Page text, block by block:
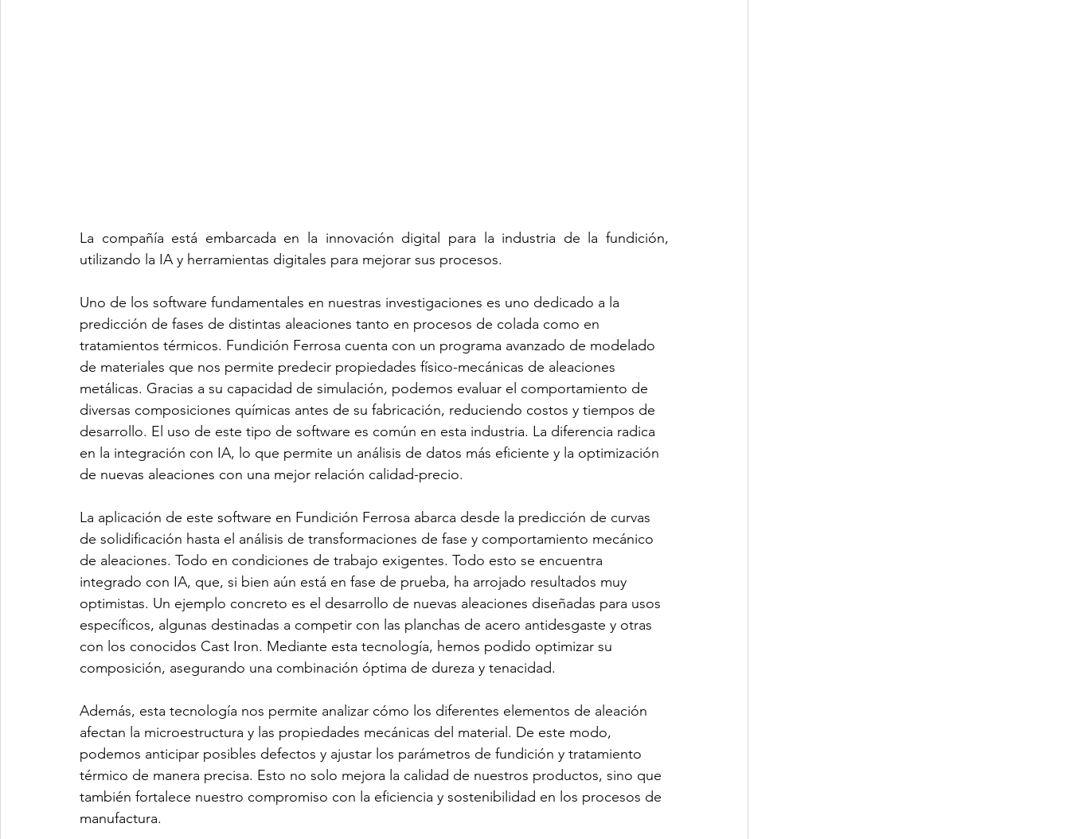
La compañía está embarcada en la innovación digital para la industria de la fundición,
utilizando la IA y herramientas digitales para mejorar sus procesos.
Uno de los software fundamentales en nuestras investigaciones es uno dedicado a la
predicción de fases de distintas aleaciones tanto en procesos de colada como en
tratamientos térmicos. Fundición Ferrosa cuenta con un programa avanzado de modelado
de materiales que nos permite predecir propiedades físico-mecánicas de aleaciones
metálicas. Gracias a su capacidad de simulación, podemos evaluar el comportamiento de
diversas composiciones químicas antes de su fabricación, reduciendo costos y tiempos de
desarrollo. El uso de este tipo de software es común en esta industria. La diferencia radica
en la integración con IA, lo que permite un análisis de datos más eficiente y la optimización
de nuevas aleaciones con una mejor relación calidad-precio.
La aplicación de este software en Fundición Ferrosa abarca desde la predicción de curvas
de solidificación hasta el análisis de transformaciones de fase y comportamiento mecánico
de aleaciones. Todo en condiciones de trabajo exigentes. Todo esto se encuentra
integrado con IA, que, si bien aún está en fase de prueba, ha arrojado resultados muy
optimistas. Un ejemplo concreto es el desarrollo de nuevas aleaciones diseñadas para usos
específicos, algunas destinadas a competir con las planchas de acero antidesgaste y otras
con los conocidos Cast Iron. Mediante esta tecnología, hemos podido optimizar su
composición, asegurando una combinación óptima de dureza y tenacidad.
Además, esta tecnología nos permite analizar cómo los diferentes elementos de aleación
afectan la microestructura y las propiedades mecánicas del material. De este modo,
podemos anticipar posibles defectos y ajustar los parámetros de fundición y tratamiento
térmico de manera precisa. Esto no solo mejora la calidad de nuestros productos, sino que
también fortalece nuestro compromiso con la eficiencia y sostenibilidad en los procesos de
manufactura.